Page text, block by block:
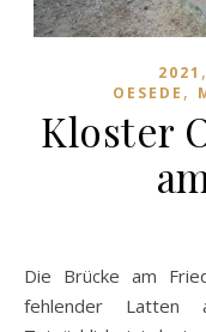
2021 ,
OESEDE ,
Kloster
Die Brücke am Friedhof ist scheinbar wegen ein paar
fehlender Latten